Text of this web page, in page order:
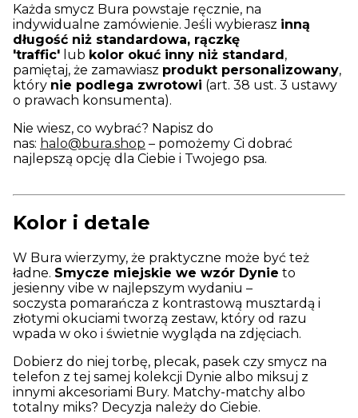
Każda smycz Bura powstaje ręcznie, na
indywidualne zamówienie. Jeśli wybierasz inną
długość niż standardowa, rączkę
'traffic' lub kolor okuć inny niż standard,
pamiętaj, że zamawiasz produkt personalizowany,
który nie podlega zwrotowi (art. 38 ust. 3 ustawy
o prawach konsumenta).
Nie wiesz, co wybrać? Napisz do
nas: halo@bura.shop – pomożemy Ci dobrać
najlepszą opcję dla Ciebie i Twojego psa.
Kolor i detale
W Bura wierzymy, że praktyczne może być też
ładne. Smycze miejskie we wzór Dynie to
jesienny vibe w najlepszym wydaniu –
soczysta pomarańcza z kontrastową musztardą i
złotymi okuciami tworzą zestaw, który od razu
wpada w oko i świetnie wygląda na zdjęciach.
Dobierz do niej torbę, plecak, pasek czy smycz na
telefon z tej samej kolekcji Dynie albo miksuj z
innymi akcesoriami Bury. Matchy-matchy albo
totalny miks? Decyzja należy do Ciebie.